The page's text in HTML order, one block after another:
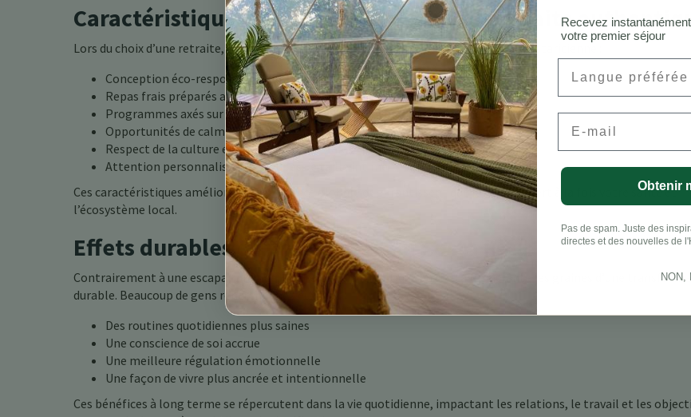
Caractéristiques à rechercher dans une retraite
Lors du choix d’une retraite, plusieurs éléments reflètent une véritable expérience costaricienne :
Conception éco-responsable qui s’harmonise avec la nature
Repas frais préparés avec des ingrédients locaux
Programmes axés sur le bien-être, pas seulement sur le divertissement
Opportunités de calme ainsi que de mouvement
Respect de la culture et des traditions locales
Attention personnalisée et groupes de taille intime
Ces caractéristiques améliorent l’expérience globale et garantissent que la retraite sert à la fois votre santé et
l’écosystème local.
Effets durables d’une retraite au Costa Rica
Contrairement à une escapade rapide, une retraite authentique au Costa Rica plante les graines d’une
durable. Beaucoup de gens rentrent chez eux avec :
Des routines quotidiennes plus saines
Une conscience de soi accrue
Une meilleure régulation émotionnelle
Une façon de vivre plus ancrée et intentionnelle
Ces bénéfices à long terme se répercutent dans la vie quotidienne, impactant les relations, le travail et les
Recevez
votre premier séjour
Obtenir
Pas de spam. Juste des
directes et des nouvelles de
NON,